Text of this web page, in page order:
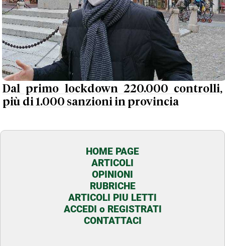
Dal primo lockdown 220.000 controlli,
più di 1.000 sanzioni in provincia
HOME PAGE
ARTICOLI
OPINIONI
RUBRICHE
ARTICOLI PIU LETTI
ACCEDI o REGISTRATI
CONTATTACI